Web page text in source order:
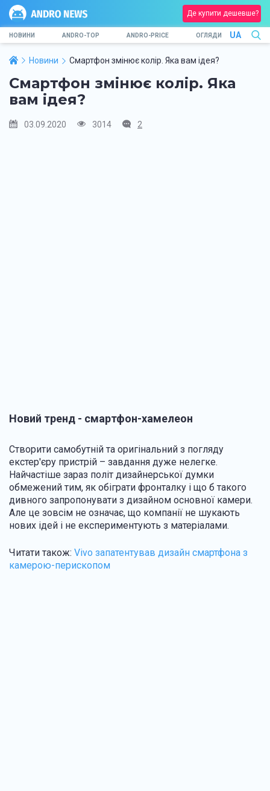
Де купити дешевше?
НОВИНИ ANDRO-TOP ANDRO-PRICE ОГЛЯДИ UA
Новини Смартфон змінює колір. Яка вам ідея?
Смартфон змінює колір. Яка
вам ідея?
03.09.2020 3014 2
Новий тренд - смартфон-хамелеон
Створити самобутній та оригінальний з погляду
екстер'єру пристрій – завдання дуже нелегке.
Найчастіше зараз політ дизайнерської думки
обмежений тим, як обіграти фронталку і що б такого
дивного запропонувати з дизайном основної камери.
Але це зовсім не означає, що компанії не шукають
нових ідей і не експериментують з матеріалами.
Читати також: Vivo запатентував дизайн смартфона з
камерою-перископом